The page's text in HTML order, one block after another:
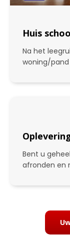
Huis
Na het
woning/pand
Bent u
afronden en